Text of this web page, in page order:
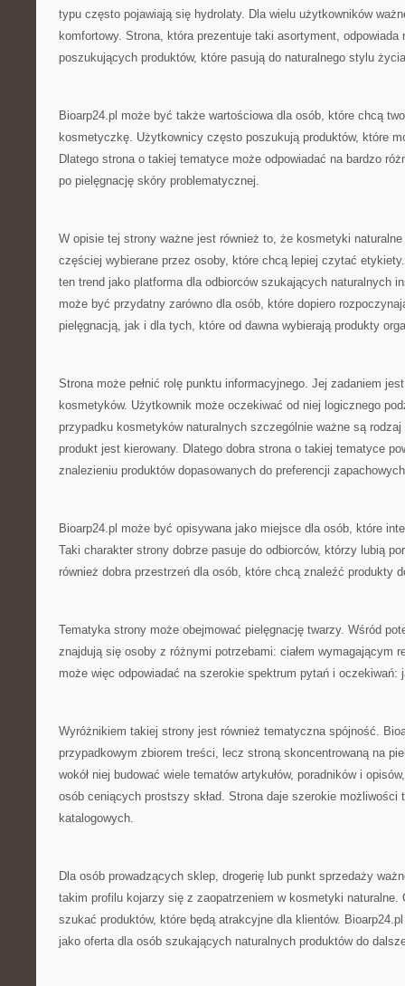
typu często pojawiają się hydrolaty. Dla wielu użytkowników
komfortowy. Strona, która prezentuje taki asortyment, odpowiada
poszukujących produktów, które pasują do naturalnego stylu
Bioarp24.pl może być także wartościowa dla osób, które chcą
kosmetyczkę. Użytkownicy często poszukują produktów, które
Dlatego strona o takiej tematyce może odpowiadać na bardzo
po pielęgnację skóry problematycznej.
W opisie tej strony ważne jest również to, że kosmetyki
częściej wybierane przez osoby, które chcą lepiej czytać
ten trend jako platforma dla odbiorców szukających naturalnych
może być przydatny zarówno dla osób, które dopiero
pielęgnacją, jak i dla tych, które od dawna wybierają produkty
Strona może pełnić rolę punktu informacyjnego. Jej zadaniem
kosmetyków. Użytkownik może oczekiwać od niej logicznego
przypadku kosmetyków naturalnych szczególnie ważne są rodzaj
produkt jest kierowany. Dlatego dobra strona o takiej tematyce
znalezieniu produktów dopasowanych do preferencji
Bioarp24.pl może być opisywana jako miejsce dla osób, które
Taki charakter strony dobrze pasuje do odbiorców, którzy lubią
również dobra przestrzeń dla osób, które chcą znaleźć produkty
Tematyka strony może obejmować pielęgnację twarzy. Wśród
znajdują się osoby z różnymi potrzebami: ciałem wymagającym
może więc odpowiadać na szerokie spektrum pytań i oczekiwań:
Wyróżnikiem takiej strony jest również tematyczna spójność.
przypadkowym zbiorem treści, lecz stroną skoncentrowaną na
wokół niej budować wiele tematów artykułów, poradników i
osób ceniących prostszy skład. Strona daje szerokie możliwości
katalogowych.
Dla osób prowadzących sklep, drogerię lub punkt sprzedaży
takim profilu kojarzy się z zaopatrzeniem w kosmetyki naturalne.
szukać produktów, które będą atrakcyjne dla klientów.
jako oferta dla osób szukających naturalnych produktów do